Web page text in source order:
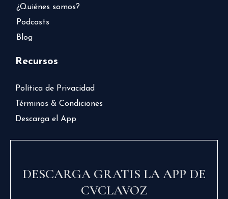
¿Quiénes somos?
Podcasts
Blog
Recursos
Política de Privacidad
Términos & Condiciones
Descarga el App
DESCARGA GRATIS LA APP DE
CVCLAVOZ